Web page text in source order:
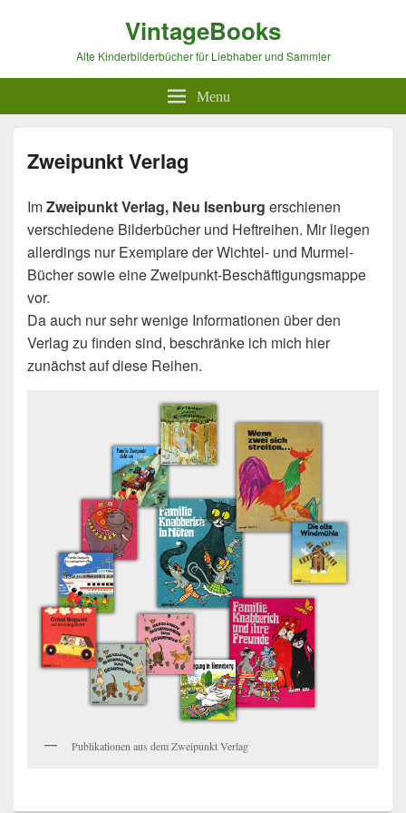
VintageBooks
Alte Kinderbilderbücher für Liebhaber und Sammler
Menu
Zweipunkt Verlag
ImZweipunkt Verlag, Neu Isenburg erschienen
verschiedene Bilderbücher und Heftreihen. Mir liegen
allerdings nur Exemplare der Wichtel- und Murmel-
Bücher sowie eine Zweipunkt-Beschäftigungsmappe
vor.
Da auch nur sehr wenige Informationen über den
Verlag zu finden sind, beschränke ich mich hier
zunächst auf diese Reihen.
Publikationen aus dem Zweipunkt Verlag